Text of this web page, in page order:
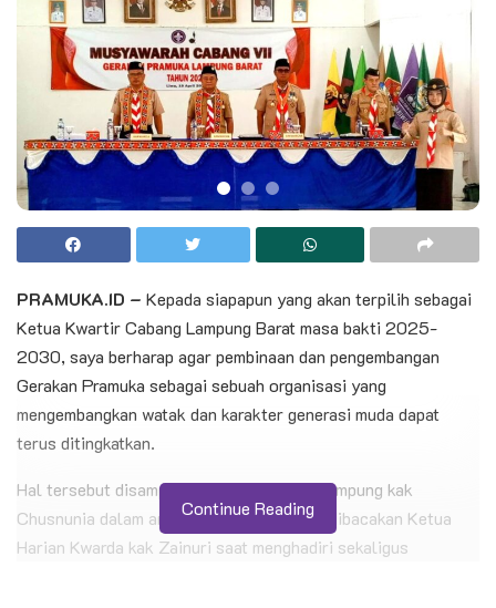
PRAMUKA.ID – Kepada siapapun yang akan terpilih sebagai
Ketua Kwartir Cabang Lampung Barat masa bakti 2025-
2030, saya berharap agar pembinaan dan pengembangan
Gerakan Pramuka sebagai sebuah organisasi yang
mengembangkan watak dan karakter generasi muda dapat
terus ditingkatkan.
Hal tersebut disampaikan Ketua Kwarda Lampung kak
Chusnunia dalam arahan tertulisnya yang dibacakan Ketua
Harian Kwarda kak Zainuri saat menghadiri sekaligus
Continue Reading